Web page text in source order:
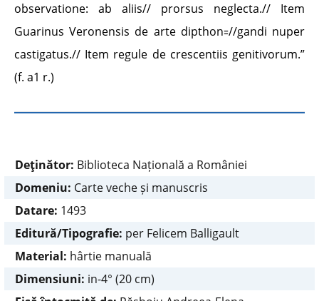
observatione: ab aliis// prorsus neglecta.// Item
Guarinus Veronensis de arte dipthon꞊//gandi nuper
castigatus.// Item regule de crescentiis genitivorum.”
(f. a1 r.)
Deţinător: Biblioteca Națională a României
Domeniu: Carte veche și manuscris
Datare: 1493
Editură/Tipografie: per Felicem Balligault
Material: hârtie manuală
Dimensiuni: in-4° (20 cm)